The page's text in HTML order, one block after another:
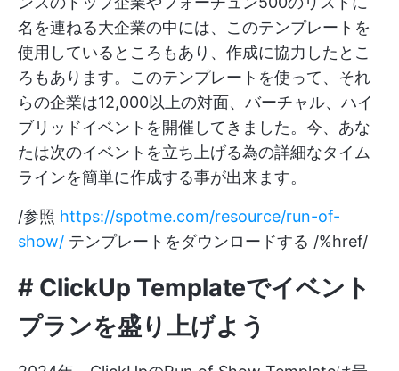
名を連ねる大企業の中には、このテンプレートを
使用しているところもあり、作成に協力したとこ
ろもあります。このテンプレートを使って、それ
らの企業は12,000以上の対面、バーチャル、ハイ
ブリッドイベントを開催してきました。今、あな
たは次のイベントを立ち上げる為の詳細なタイム
ラインを簡単に作成する事が出来ます。
/参照 https://spotme.com/resource/run-of-
show/ テンプレートをダウンロードする /%href/
# ClickUp Templateでイベント
プランを盛り上げよう